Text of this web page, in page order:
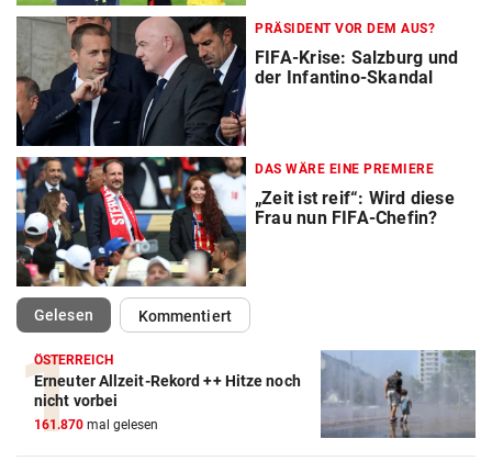
PRÄSIDENT VOR DEM AUS?
FIFA-Krise: Salzburg und
der Infantino-Skandal
DAS WÄRE EINE PREMIERE
„Zeit ist reif“: Wird diese
Frau nun FIFA-Chefin?
Gelesen(ausgewählt)Kommentiert
ÖSTERREICH
Erneuter Allzeit-Rekord ++ Hitze noch
nicht vorbei
161.870 mal gelesen
Action-Cam Vergleich
ZUM VERGLEICH